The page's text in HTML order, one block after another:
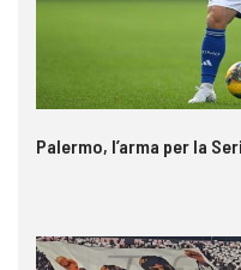
Palermo, l’arma per la